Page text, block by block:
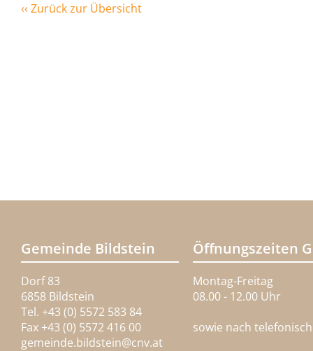
‹‹ Zurück zur Übersicht
Gemeinde Bildstein
Dorf 83
6858 Bildstein
Tel. +43 (0) 5572 583 84
Fax +43 (0) 5572 416 00
gemeinde.bildstein@cnv.at
Öffnungszeiten
Montag-Freitag
08.00 - 12.00 Uhr
sowie nach